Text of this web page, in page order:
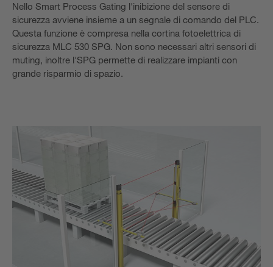
Nello Smart Process Gating l'inibizione del sensore di
sicurezza avviene insieme a un segnale di comando del PLC.
Questa funzione è compresa nella cortina fotoelettrica di
sicurezza MLC 530 SPG. Non sono necessari altri sensori di
muting, inoltre l'SPG permette di realizzare impianti con
grande risparmio di spazio.